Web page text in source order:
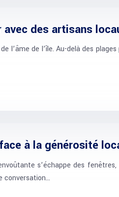
des artisans
l’âme de l’île. Au-delà des
à la générosité
s’échappe des
conversation…